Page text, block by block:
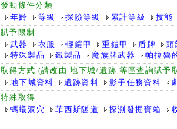
發動條件分類
年齡
等級 探險等級 累計等級 技能
賦予限制
武器
衣服 輕鎧甲 重鎧甲 盾牌 頭
特殊製品
鐵製品 魔族牌武器 帕拉魯
取得方式 (請改由 地下城/遺跡 等區查詢賦予
地下城資料
遺跡資料 影子任務資料
特殊取得
螞蟻洞穴
菲西斯隧道 探測發掘寶箱